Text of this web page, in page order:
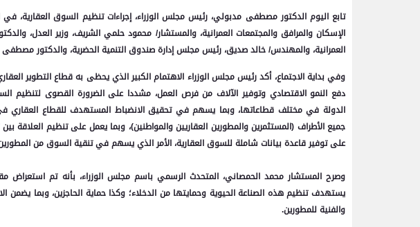
تابع اليوم الدكتور مصطفى مدبولي، رئيس مجلس الوزراء، إجراءات تنظيم السوق العقارية،
الإسكان والمرافق والمجتمعات العمرانية، والمستشار/ محمود حلمي الشريف، وزير العدل،
العمرانية، والمهندس/ خالد صديق، رئيس مجلس إدارة صندوق التنمية الحضرية، والدكتور
وفي بداية الاجتماع، أكد رئيس مجلس الوزراء الاهتمام الكبير الذي يحظى به قطاع التطوير
دفع النمو الاقتصادي وتوفير الآلاف من فرص العمل، مشددا على الضرورة القصوى لتنظيم
الدولة في مختلف قطاعاتها، وبما يسهم في تحقيق الانضباط المستهدف للقطاع العقاري
جميع الأطراف (المستثمرين والمطورين العقاريين والمواطنين)، وبما يعمل على تنظيم العلاقة
على توفير قاعدة بيانات شاملة للسوق العقارية، الأمر الذي يسهم في تنقية السوق من
وصرح المستشار محمد الحمصاني، المتحدث الرسمي باسم مجلس الوزراء، بأنه تم استعراض
يستهدف تنظيم هذه الصناعة الحيوية وحمايتها من الدخلاء؛ وكذا حماية الحاجزين، وبما يضمن
والفنية للمطورين.